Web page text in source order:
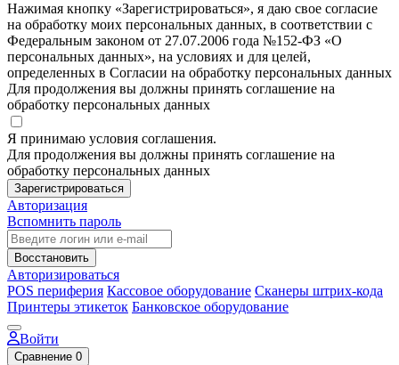
Нажимая кнопку «Зарегистрироваться», я даю свое согласие
на обработку моих персональных данных, в соответствии с
Федеральным законом от 27.07.2006 года №152-ФЗ «О
персональных данных», на условиях и для целей,
определенных в Согласии на обработку персональных данных
Для продолжения вы должны принять соглашение на
обработку персональных данных
Я принимаю условия соглашения.
Для продолжения вы должны принять соглашение на
обработку персональных данных
Зарегистрироваться
Авторизация
Вспомнить пароль
Восстановить
Авторизироваться
POS периферия Кассовое оборудование Сканеры штрих-кода
Принтеры этикеток Банковское оборудование
Войти
Сравнение 0